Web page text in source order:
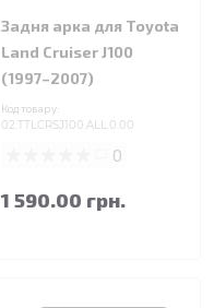
Задня арка для Toyota
Land Cruiser J100
(1997–2007)
Код товару:
02.TTLCRSJ100.ALL.0.00
0
1 590.00 грн.